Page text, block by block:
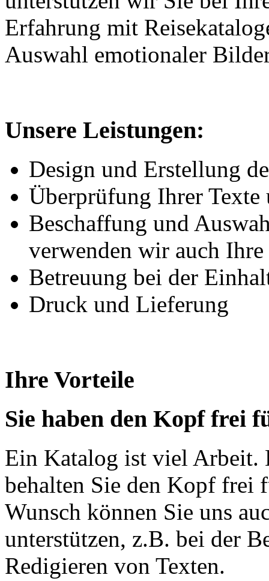
Erfahrung mit
Auswahl emotionaler
Unsere Leistungen:
Design und Erstellung
Überprüfung Ihrer
Beschaffung und
verwenden wir auch
Betreuung bei der
Druck und Lieferung
Ihre Vorteile
Sie haben den Kopf frei
Ein Katalog ist viel Arbeit.
behalten Sie den Kopf frei
Wunsch können Sie uns
unterstützen, z.B. bei der
Redigieren von Texten.